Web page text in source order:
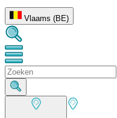
Vlaams (BE)